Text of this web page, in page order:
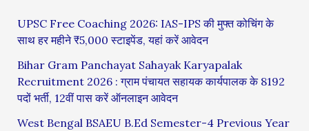
UPSC Free Coaching 2026: IAS-IPS की मुफ्त कोचिंग के
साथ हर महीने ₹5,000 स्टाइपेंड, यहां करें आवेदन
Bihar Gram Panchayat Sahayak Karyapalak
Recruitment 2026 : ग्राम पंचायत सहायक कार्यपालक के 8192
पदों भर्ती, 12वीं पास करें ऑनलाइन आवेदन
West Bengal BSAEU B.Ed Semester-4 Previous Year